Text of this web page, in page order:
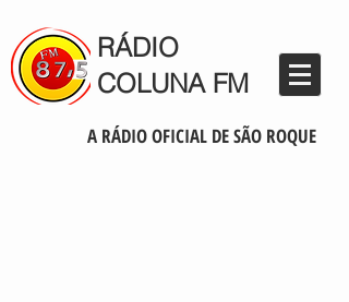
RÁDIO
COLUNA FM
A RÁDIO OFICIAL DE SÃO ROQUE